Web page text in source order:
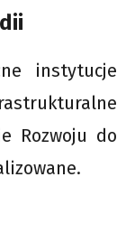
instytucje
Rozwoju do